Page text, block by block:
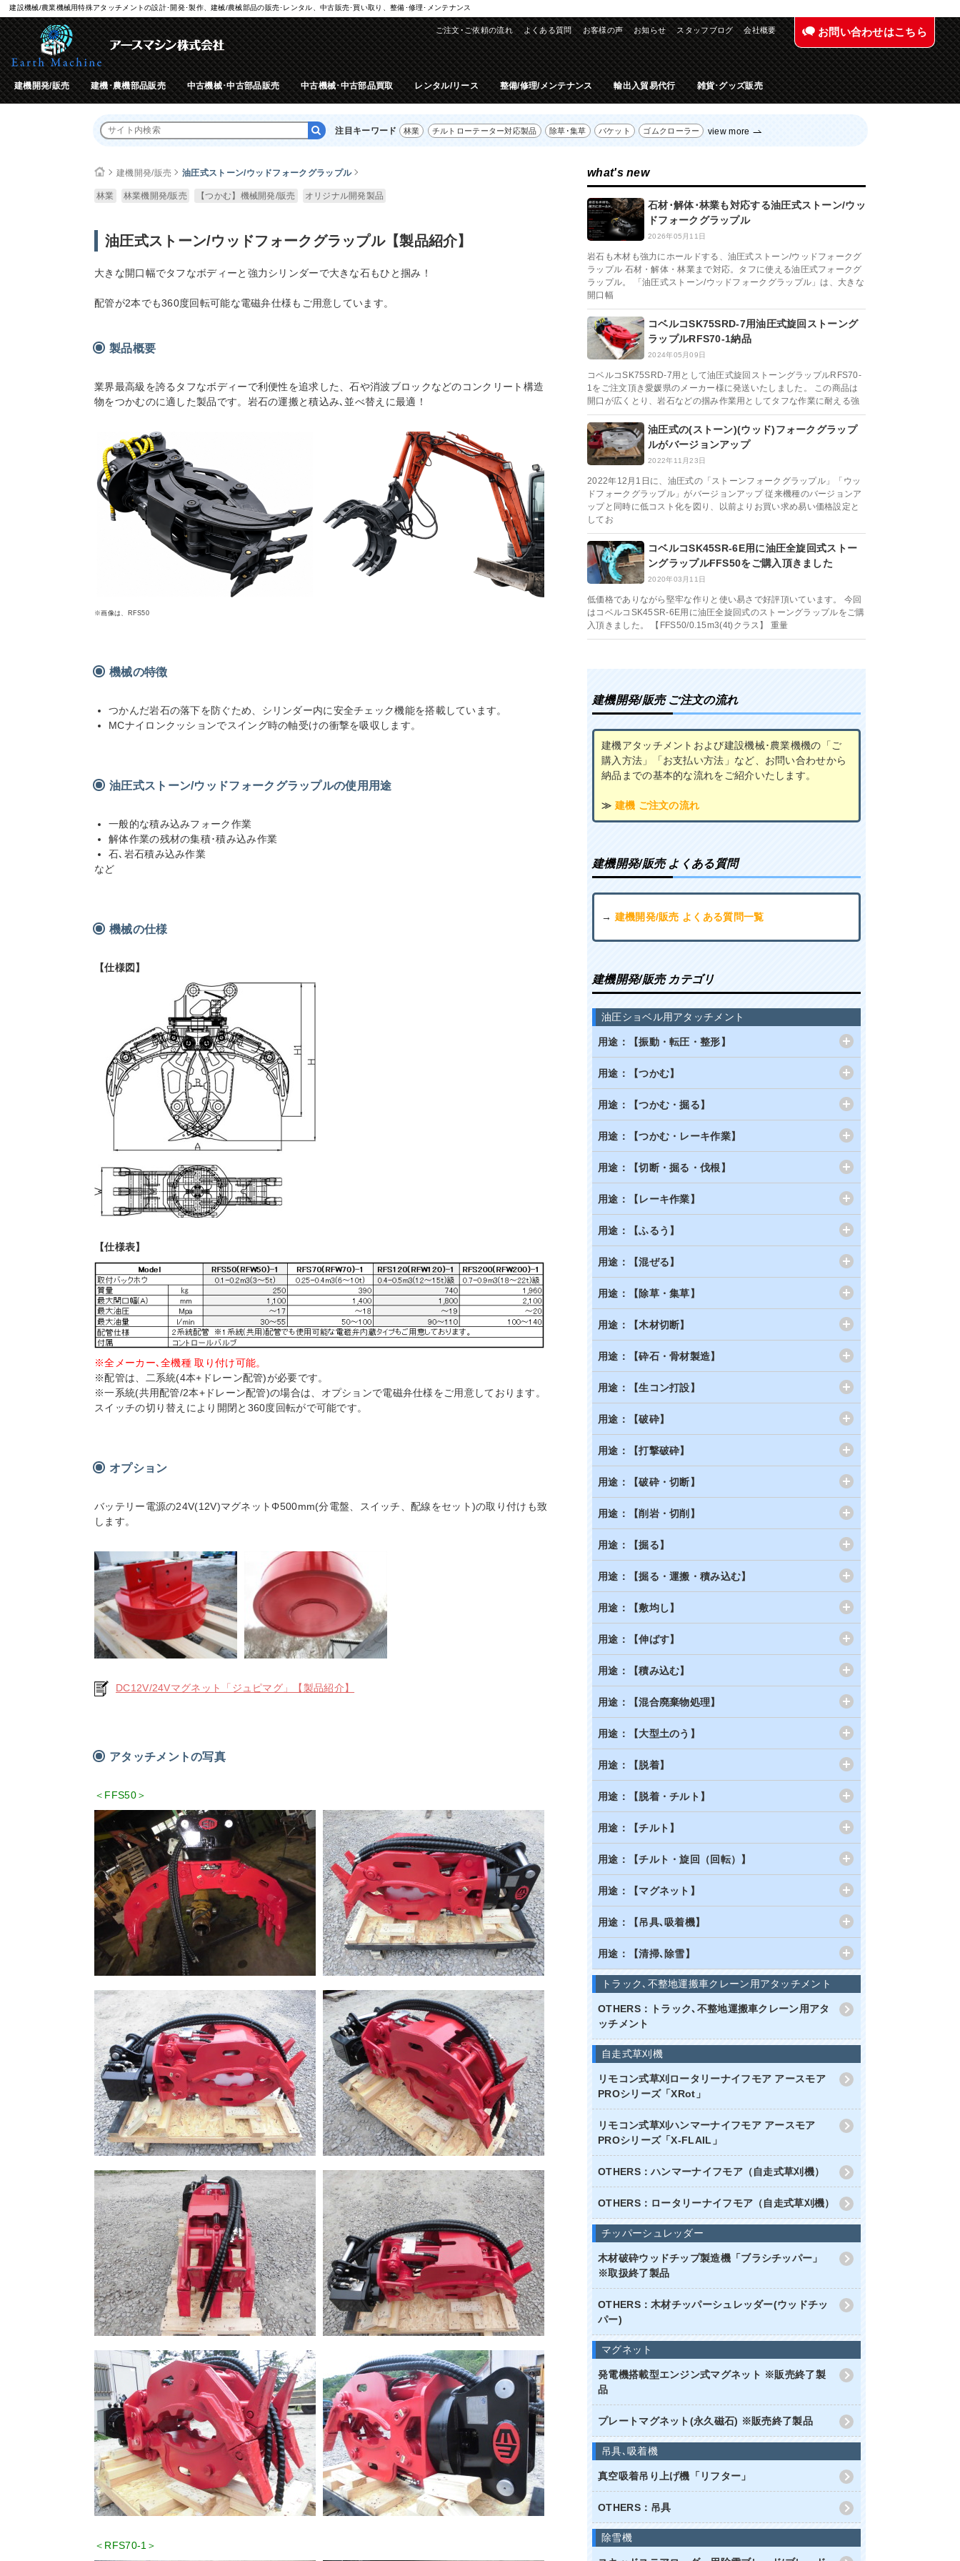
建設機械/農業機械用特殊アタッチメントの設計･開発･製作、建械/農械部品の販売･レンタル、中古販売･買い取り、整備･修理･メンテナンス
お知らせ スタッフブログ 会社概要 お問い合わせはこちら
ご注文･ご依頼の流れ よくある質問 お客様の声
建機開発/販売 建機･農機部品販売 中古機械･中古部品販売 中古機械･中古部品買取 レンタル/リース 整備/修理/メンテナンス 輸出入貿易代行 雑貨･グッズ販売
注目キーワード 林業 チルトローテーター対応製品 除草･集草 バケット ゴムクローラー view more
建機開発/販売 油圧式ストーン/ウッドフォークグラップル
林業 林業機開発/販売 【つかむ】機械開発/販売 オリジナル開発製品
油圧式ストーン/ウッドフォークグラップル【製品紹介】
大きな開口幅でタフなボディーと強力シリンダーで大きな石もひと掴み！
配管が2本でも360度回転可能な電磁弁仕様もご用意しています。
製品概要
業界最高級を誇るタフなボディーで利便性を追求した、石や消波ブロックなどのコンクリート構造
物をつかむのに適した製品です。岩石の運搬と積込み､並べ替えに最適！
※画像は、RFS50
機械の特徴
つかんだ岩石の落下を防ぐため、シリンダー内に安全チェック機能を搭載しています。
MCナイロンクッションでスイング時の軸受けの衝撃を吸収します。
油圧式ストーン/ウッドフォークグラップルの使用用途
一般的な積み込みフォーク作業
解体作業の残材の集積･積み込み作業
石､岩石積み込み作業
など
機械の仕様
【仕様図】
【仕様表】
※全メーカー､全機種 取り付け可能。
※配管は、二系統(4本+ドレーン配管)が必要です。
※一系統(共用配管/2本+ドレーン配管)の場合は、オプションで電磁弁仕様をご用意しております。
スイッチの切り替えにより開閉と360度回転がで可能です。
オプション
バッテリー電源の24V(12V)マグネットΦ500mm(分電盤、スイッチ、配線をセット)の取り付けも致
します。
DC12V/24Vマグネット「ジュピマグ」【製品紹介】
アタッチメントの写真
＜FFS50＞
＜RFS70-1＞
what's new
石材･解体･林業も対応する油圧式ストーン/ウッ
ドフォークグラップル
2026年05月11日
岩石も木材も強力にホールドする、油圧式ストーン/ウッドフォークグ
ラップル 石材・解体・林業まで対応。タフに使える油圧式フォークグ
ラップル。 「油圧式ストーン/ウッドフォークグラップル」は、大きな
開口幅
コベルコSK75SRD-7用油圧式旋回ストーング
ラップルRFS70-1納品
2024年05月09日
コベルコSK75SRD-7用として油圧式旋回ストーングラップルRFS70-
1をご注文頂き愛媛県のメーカー様に発送いたしました。 この商品は
開口が広くとり、岩石などの掴み作業用としてタフな作業に耐える強
油圧式の(ストーン)(ウッド)フォークグラップ
ルがバージョンアップ
2022年11月23日
2022年12月1日に、油圧式の「ストーンフォークグラップル」「ウッ
ドフォークグラップル」がバージョンアップ 従来機種のバージョンア
ップと同時に低コスト化を図り、以前よりお買い求め易い価格設定と
してお
コベルコSK45SR-6E用に油圧全旋回式ストー
ングラップルFFS50をご購入頂きました
2020年03月11日
低価格でありながら堅牢な作りと使い易さで好評頂いています。 今回
はコベルコSK45SR-6E用に油圧全旋回式のストーングラップルをご購
入頂きました。 【FFS50/0.15m3(4t)クラス】 重量
建機開発/販売 ご注文の流れ
建機アタッチメントおよび建設機械･農業機機の「ご
購入方法」「お支払い方法」など、お問い合わせから
納品までの基本的な流れをご紹介いたします。
≫ 建機 ご注文の流れ
建機開発/販売 よくある質問
→ 建機開発/販売 よくある質問一覧
建機開発/販売 カテゴリ
油圧ショベル用アタッチメント
用途：【振動・転圧・整形】
用途：【つかむ】
用途：【つかむ・掘る】
用途：【つかむ・レーキ作業】
用途：【切断・掘る・伐根】
用途：【レーキ作業】
用途：【ふるう】
用途：【混ぜる】
用途：【除草・集草】
用途：【木材切断】
用途：【砕石・骨材製造】
用途：【生コン打設】
用途：【破砕】
用途：【打撃破砕】
用途：【破砕・切断】
用途：【削岩・切削】
用途：【掘る】
用途：【掘る・運搬・積み込む】
用途：【敷均し】
用途：【伸ばす】
用途：【積み込む】
用途：【混合廃棄物処理】
用途：【大型土のう】
用途：【脱着】
用途：【脱着・チルト】
用途：【チルト】
用途：【チルト・旋回（回転）】
用途：【マグネット】
用途：【吊具､吸着機】
用途：【清掃､除雪】
トラック､不整地運搬車クレーン用アタッチメント
OTHERS：トラック､不整地運搬車クレーン用アタ
ッチメント
自走式草刈機
リモコン式草刈ロータリーナイフモア アースモア
PROシリーズ「XRot」
リモコン式草刈ハンマーナイフモア アースモア
PROシリーズ「X-FLAIL」
OTHERS：ハンマーナイフモア（自走式草刈機）
OTHERS：ロータリーナイフモア（自走式草刈機）
チッパーシュレッダー
木材破砕ウッドチップ製造機「ブラシチッパー」
※取扱終了製品
OTHERS：木材チッパーシュレッダー(ウッドチッ
パー)
マグネット
発電機搭載型エンジン式マグネット ※販売終了製
品
プレートマグネット(永久磁石) ※販売終了製品
吊具､吸着機
真空吸着吊り上げ機「リフター」
OTHERS：吊具
除雪機